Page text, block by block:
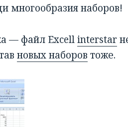
многообразия наборов!
— файл Excellinterstar
новых наборов тоже.